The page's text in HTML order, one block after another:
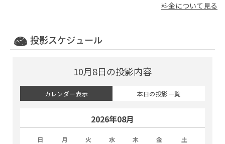
料金について見る
投影スケジュール
10月8日の投影内容
カレンダー表示 本日の投影一覧
2026年08月
日 月 火 水 木 金 土